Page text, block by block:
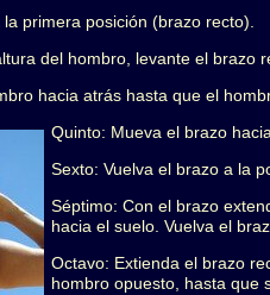
primera posición (brazo recto).
del hombro, levante el brazo
hacia atrás hasta que el
Quinto: Mueva el brazo
Sexto: Vuelva el brazo a la
Séptimo: Con el brazo
hacia el suelo. Vuelva el
Octavo: Extienda el brazo
hombro opuesto, hasta que